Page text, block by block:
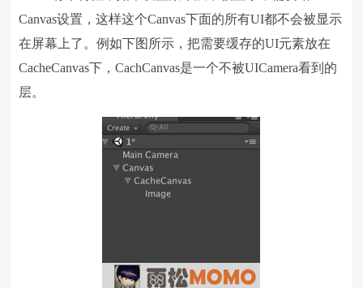
Canvas设置，这样这个Canvas下面的所有UI都不会被显示
在屏幕上了。例如下图所示，把需要缓存的UI元素放在
CacheCanvas下，CachCanvas是一个不被UICamera看到的
层。